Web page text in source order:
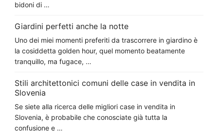
bidoni di …
Giardini perfetti anche la notte
Uno dei miei momenti preferiti da trascorrere in giardino è
la cosiddetta golden hour, quel momento beatamente
tranquillo, ma fugace, …
Stili architettonici comuni delle case in vendita in
Slovenia
Se siete alla ricerca delle migliori case in vendita in
Slovenia, è probabile che conosciate già tutta la
confusione e …